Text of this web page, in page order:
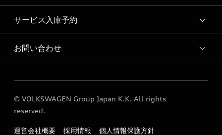
Audi 宮崎 店舗情報
Audi 宮崎 運営会社概要
定期点検 / 車検 料金表
サービス入庫予約
Audi 宮崎 サービス入庫予約
お問い合わせ
各種お問い合わせ
© VOLKSWAGEN Group Japan K.K. All rights
reserved.
運営会社概要 採用情報
個人情報保護方針